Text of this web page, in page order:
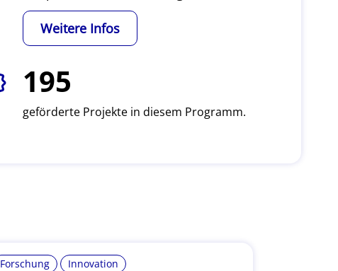
Weitere Infos
195
geförderte Projekte in diesem Programm.
Forschung Innovation